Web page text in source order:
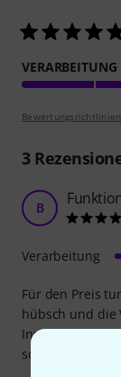
VERARBEITUNG
Bewertungsrichtlinien
3
B
Für den Preis
hübsch und die
Instrument
so aus, als
Verarbeitung